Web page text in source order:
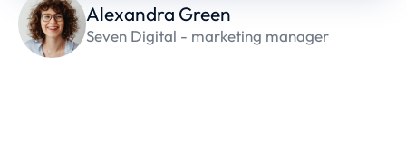
Alexandra Green
Seven Digital - marketing manager